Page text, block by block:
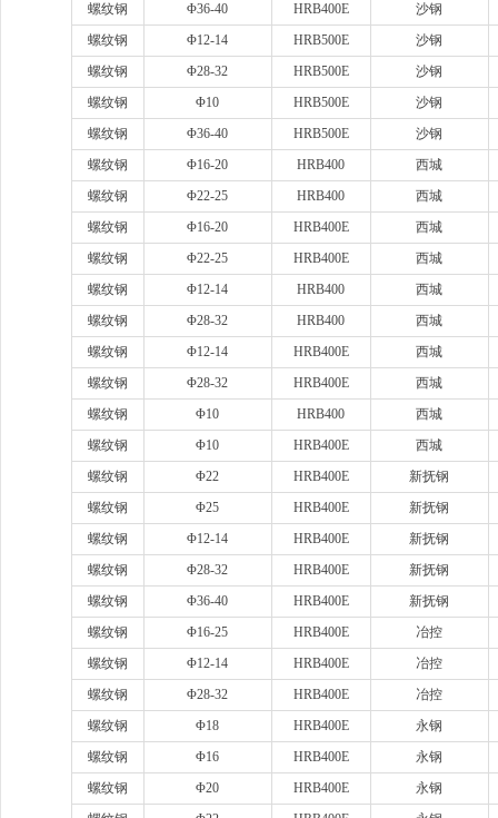
螺纹钢
Φ36-40 HRB400E
沙钢
螺纹钢
Φ12-14 HRB500E
沙钢
螺纹钢
Φ28-32 HRB500E
沙钢
螺纹钢
Φ10 HRB500E
沙钢
螺纹钢
Φ36-40 HRB500E
沙钢
螺纹钢
Φ16-20 HRB400
西城
螺纹钢
Φ22-25 HRB400
西城
螺纹钢
Φ16-20 HRB400E
西城
螺纹钢
Φ22-25 HRB400E
西城
螺纹钢
Φ12-14 HRB400
西城
螺纹钢
Φ28-32 HRB400
西城
螺纹钢
Φ12-14 HRB400E
西城
螺纹钢
Φ28-32 HRB400E
西城
螺纹钢
Φ10 HRB400
西城
螺纹钢
Φ10 HRB400E
西城
螺纹钢
Φ22 HRB400E
新抚钢
螺纹钢
Φ25 HRB400E
新抚钢
螺纹钢
Φ12-14 HRB400E
新抚钢
螺纹钢
Φ28-32 HRB400E
新抚钢
螺纹钢
Φ36-40 HRB400E
新抚钢
螺纹钢
Φ16-25 HRB400E
冶控
螺纹钢
Φ12-14 HRB400E
冶控
螺纹钢
Φ28-32 HRB400E
冶控
螺纹钢
Φ18 HRB400E
永钢
螺纹钢
Φ16 HRB400E
永钢
螺纹钢
Φ20 HRB400E
永钢